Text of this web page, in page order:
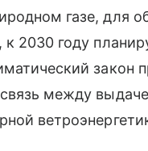
газе, для
2030 году
закон
между